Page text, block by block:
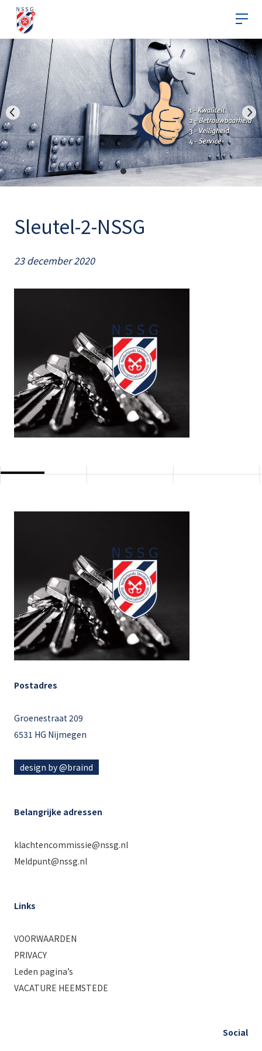
Sleutel-2-NSSG
23 december 2020
Postadres
Groenestraat 209
6531 HG Nijmegen
design by @braind
Belangrijke adressen
klachtencommissie@nssg.nl
Meldpunt@nssg.nl
Links
VOORWAARDEN
PRIVACY
Leden pagina’s
VACATURE HEEMSTEDE
Social